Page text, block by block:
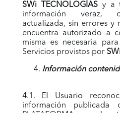
SWi TECNOLOGÍASy a
información veraz,
actualizada, sin errores y
encuentra autorizado a
misma es necesaria
Servicios provistos por
Información
4.1. El Usuario
información